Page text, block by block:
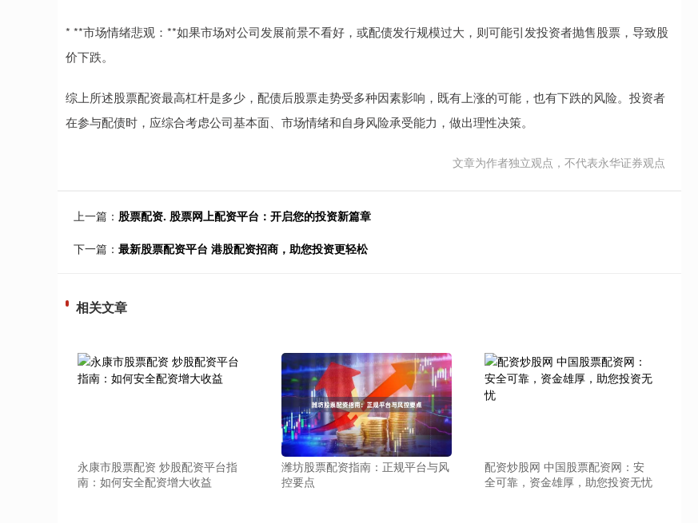
* **市场情绪悲观：**如果市场对公司发展前景不看好，或配债发行规模过大，则可能引发投资者抛售股票，导致股
价下跌。
综上所述股票配资最高杠杆是多少，配债后股票走势受多种因素影响，既有上涨的可能，也有下跌的风险。投资者
在参与配债时，应综合考虑公司基本面、市场情绪和自身风险承受能力，做出理性决策。
文章为作者独立观点，不代表永华证券观点
上一篇： 股票配资. 股票网上配资平台：开启您的投资新篇章
下一篇： 最新股票配资平台 港股配资招商，助您投资更轻松
相关文章
永康市股票配资 炒股配资平台指
南：如何安全配资增大收益
潍坊股票配资指南：正规平台与风
控要点
配资炒股网 中国股票配资网：安
全可靠，资金雄厚，助您投资无忧